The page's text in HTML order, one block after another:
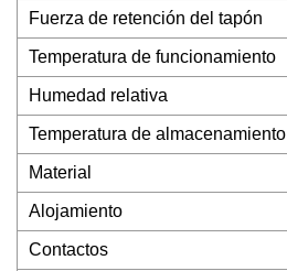
Fuerza de retención del tapón
Temperatura de funcionamiento
Humedad relativa
Temperatura de almacenamiento
Material
Alojamiento
Contactos